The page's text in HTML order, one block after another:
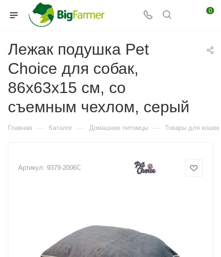
0
Лежак подушка Pet
Choice для собак,
86х63х15 см, со
съемным чехлом, серый
Главная — Каталог — Домашние питомцы — Товары для кошек
Артикул: 9379-2006C